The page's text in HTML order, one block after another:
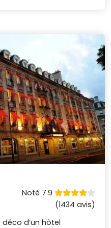
Noté 7.9
(1434 avis)
d’un hôtel